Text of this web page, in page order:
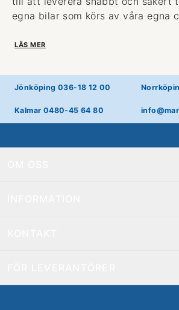
egna bilar som körs av våra egna
LÄS MER
Jönköping 036-18 12 00
Kalmar 0480-45 64 80